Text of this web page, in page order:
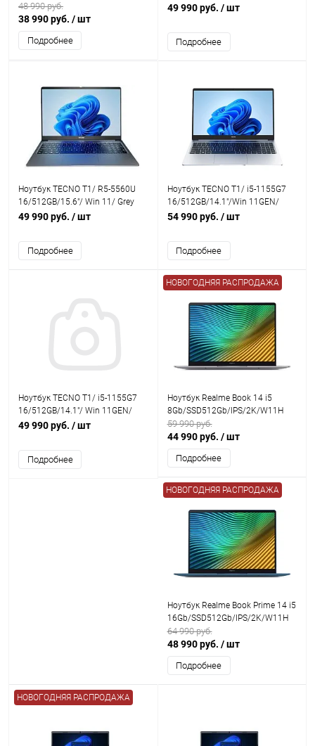
48 990 руб.
38 990 руб. / шт
Подробнее
49 990 руб. / шт
Подробнее
Ноутбук TECNO T1/ R5-5560U
16/512GB/15.6"/ Win 11/ Grey
49 990 руб. / шт
Подробнее
Ноутбук TECNO T1/ i5-1155G7
16/512GB/14.1"/Win 11GEN/
Silver
54 990 руб. / шт
Подробнее
Ноутбук TECNO T1/ i5-1155G7
16/512GB/14.1"/ Win 11GEN/
Grey
49 990 руб. / шт
Подробнее
НОВОГОДНЯЯ РАСПРОДАЖА
Ноутбук Realme Book 14 i5
8Gb/SSD512Gb/IPS/2K/W11H
Grey
59 990 руб.
44 990 руб. / шт
Подробнее
НОВОГОДНЯЯ РАСПРОДАЖА
Ноутбук Realme Book Prime 14 i5
16Gb/SSD512Gb/IPS/2K/W11H
Blue
64 990 руб.
48 990 руб. / шт
Подробнее
НОВОГОДНЯЯ РАСПРОДАЖА